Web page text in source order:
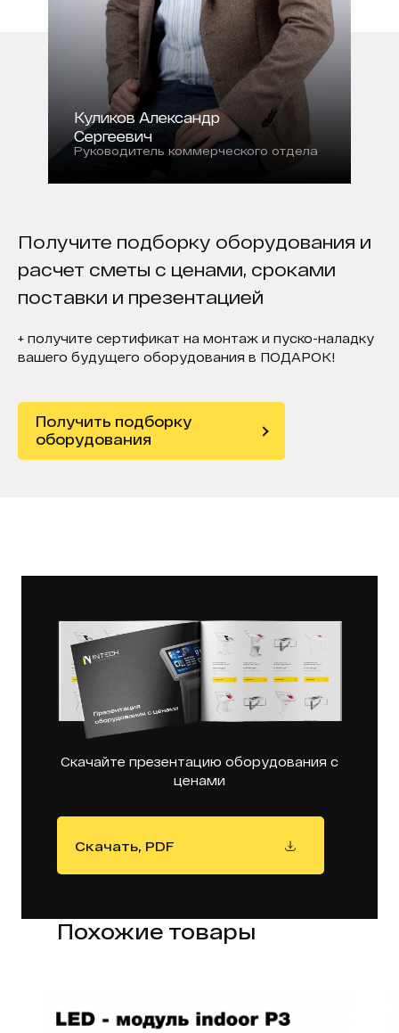
Куликов Александр
Сергеевич
Руководитель коммерческого отдела
Получите подборку оборудования и
расчет сметы с ценами, сроками
поставки и презентацией
+ получите сертификат на монтаж и пуско-наладку
вашего будущего оборудования в ПОДАРОК!
Получить подборку
оборудования
Скачайте презентацию оборудования с
ценами
Скачать, PDF
Похожие товары